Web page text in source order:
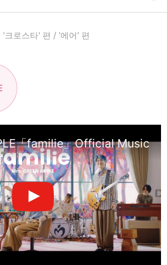
크로스타' 편 / '에어' 편
「familie」Official Music